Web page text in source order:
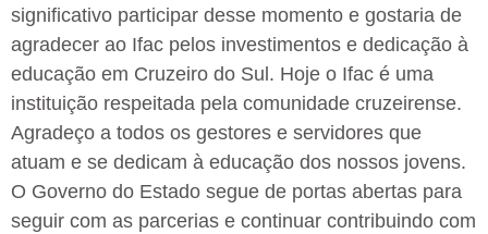
significativo participar desse momento e gostaria de
agradecer ao Ifac pelos investimentos e dedicação à
educação em Cruzeiro do Sul. Hoje o Ifac é uma
instituição respeitada pela comunidade cruzeirense.
Agradeço a todos os gestores e servidores que
atuam e se dedicam à educação dos nossos jovens.
O Governo do Estado segue de portas abertas para
seguir com as parcerias e continuar contribuindo com